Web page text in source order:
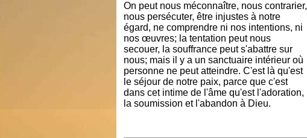
On peut nous méconnaître, nous contrarier,
nous persécuter, être injustes à notre
égard, ne comprendre ni nos intentions, ni
nos œuvres; la tentation peut nous
secouer, la souffrance peut s'abattre sur
nous; mais il y a un sanctuaire intérieur où
personne ne peut atteindre. C'est là qu'est
le séjour de notre paix, parce que c'est
dans cet intime de l'âme qu'est l'adoration,
la soumission et l'abandon à Dieu.